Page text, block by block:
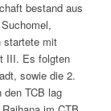
bestand aus
startete mit
III. Es folgten
sowie die 2.
TCB lag